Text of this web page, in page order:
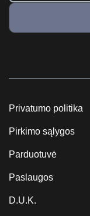
Privatumo politika
Pirkimo sąlygos
Parduotuvė
Paslaugos
D.U.K.